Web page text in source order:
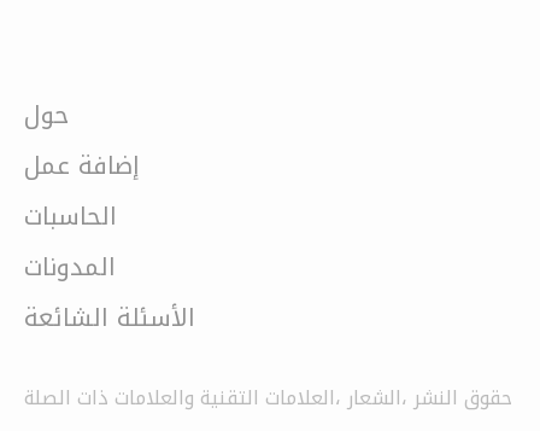
حول
إضافة عمل
الحاسبات
المدونات
الأسئلة الشائعة
حقوق النشر ،الشعار ،العلامات التقنية والعلامات ذات الصلة